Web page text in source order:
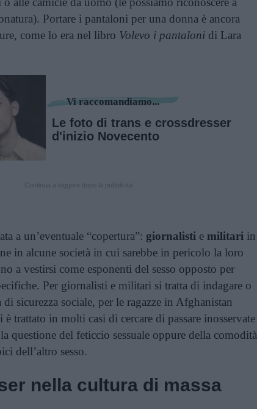
Portare i pantaloni per una donna è ancora
come lo era nel libro Volevo i pantaloni di Lara
Vi raccomandiamo...
Le foto di trans e crossdresser
d'inizio Novecento
a un’eventuale “copertura”: giornalisti e militari in
in alcune società in cui sarebbe in pericolo la loro
a vestirsi come esponenti del sesso opposto per
Per giornalisti e militari si tratta di indagare o
sicurezza sociale, per le ragazze in Afghanistan
è trattato in molti casi di cercare di passare inosservate
questione del feticcio sessuale oppure della comodità
dell’altro sesso.
nella cultura di massa